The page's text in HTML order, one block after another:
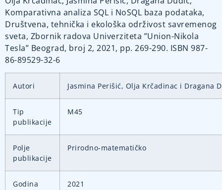
Komparativna analiza SQL i NoSQL baza podataka,
Društvena, tehnička i ekološka održivost savremenog
sveta, Zbornik radova Univerziteta ”Union-Nikola
Tesla” Beograd, broj 2, 2021, pp. 269-290. ISBN 987-
86-89529-32-6
Autori Jasmina Perišić, Olja Krčadinac i Dragana
Tip
publikacije
M45
Polje
publikacije
Prirodno-matematičko
Godina 2021